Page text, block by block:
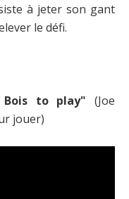
à jeter son gant
le défi.
to play" (Joe
jouer)